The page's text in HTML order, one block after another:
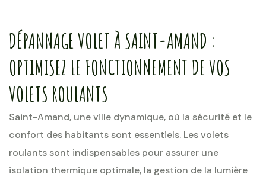
DÉPANNAGE VOLET À SAINT-AMAND :
OPTIMISEZ LE FONCTIONNEMENT DE VOS
VOLETS ROULANTS
Saint-Amand, une ville dynamique, où la sécurité et le
confort des habitants sont essentiels. Les volets
roulants sont indispensables pour assurer une
isolation thermique optimale, la gestion de la lumière